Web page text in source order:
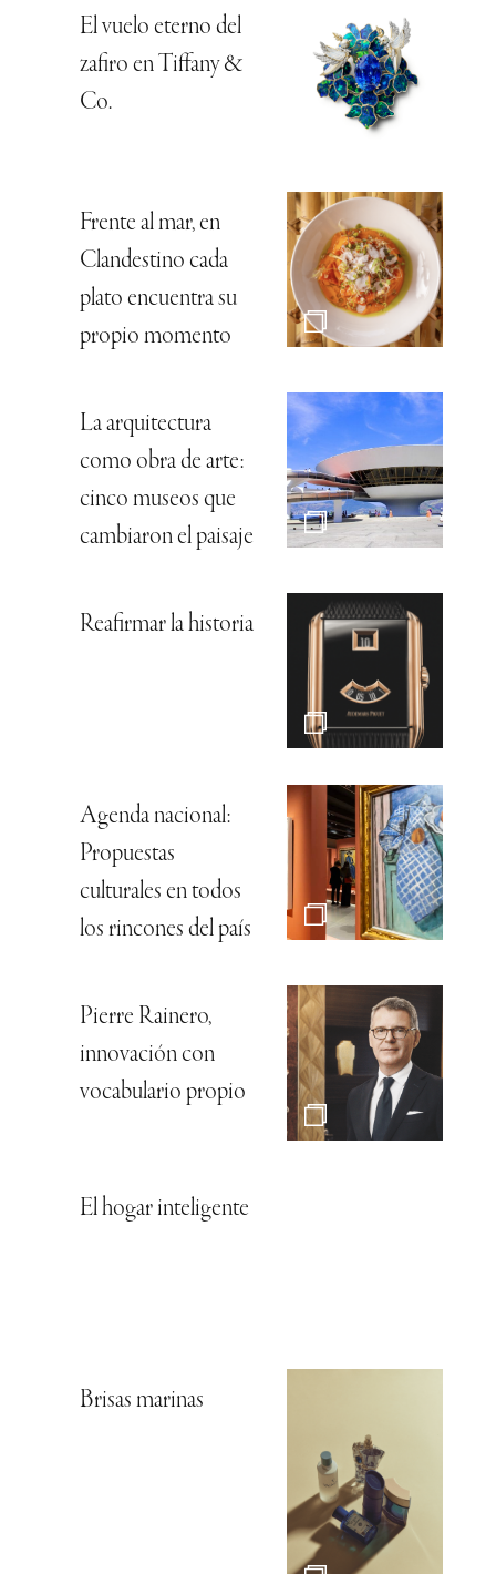
El vuelo eterno del
zafiro en Tiffany &
Co.
Frente al mar, en
Clandestino cada
plato encuentra su
propio momento
La arquitectura
como obra de arte:
cinco museos que
cambiaron el paisaje
Reafirmar la historia
Agenda nacional:
Propuestas
culturales en todos
los rincones del país
Pierre Rainero,
innovación con
vocabulario propio
El hogar inteligente
Brisas marinas